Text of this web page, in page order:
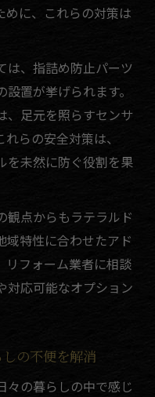
めに、これらの対策は
は、指詰め防止パーツ
置が挙げられます。
、足元を照らすセンサ
らの安全対策は、
を未然に防ぐ役割を果
観点からもラテラルド
域特性に合わせたアド
リフォーム業者に相談
対応可能なオプション
の不便を解消
々の暮らしの中で感じ